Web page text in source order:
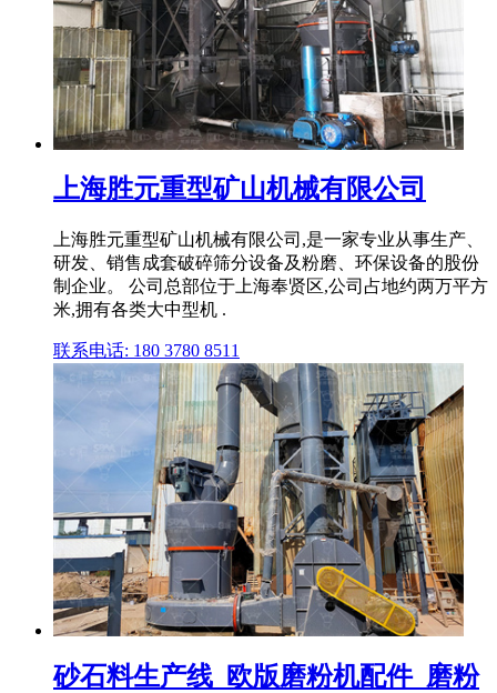
上海胜元重型矿山机械有限公司
上海胜元重型矿山机械有限公司,是一家专业从事生产、
研发、销售成套破碎筛分设备及粉磨、环保设备的股份
制企业。 公司总部位于上海奉贤区,公司占地约两万平方
米,拥有各类大中型机 .
联系电话: 180 3780 8511
砂石料生产线_欧版磨粉机配件_磨粉